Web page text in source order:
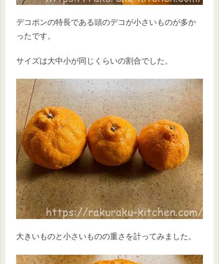
デコポンの特長である頭のデコが小さいものが多か
ったです。
サイズは大中小が同じくらいの割合でした。
大きいものと小さいものの重さを計ってみました。